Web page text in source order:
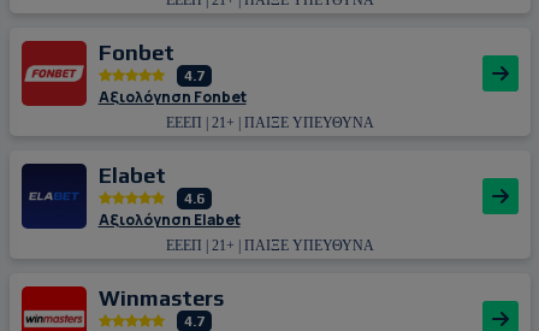
Fonbet
4.7
Αξιολόγηση Fonbet
ΕΕΕΠ | 21+ | ΠΑΙΞΕ ΥΠΕΥΘΥΝΑ
Εlabet
4.6
Αξιολόγηση Εlabet
ΕΕΕΠ | 21+ | ΠΑΙΞΕ ΥΠΕΥΘΥΝΑ
Winmasters
4.7